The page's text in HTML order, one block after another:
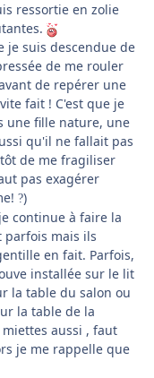
ressortie en zolie
je suis descendue de
de me rouler
de repérer une
fait ! C'est que je
une fille nature, une
qu'il ne fallait pas
de me fragiliser
pas exagérer
?)
continue à faire la
mais ils
en fait. Parfois,
installée sur le lit
la table du salon ou
la table de la
aussi , faut
je me rappelle que